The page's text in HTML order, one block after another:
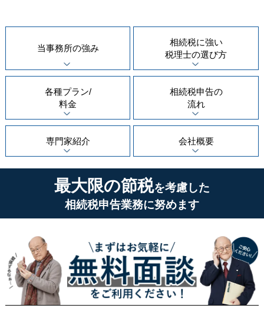
当事務所の強み
相続税に強い
税理士の選び方
各種プラン/
料金
相続税申告の
流れ
専門家紹介 会社概要
最大限の節税を考慮した
相続税申告業務に努めます